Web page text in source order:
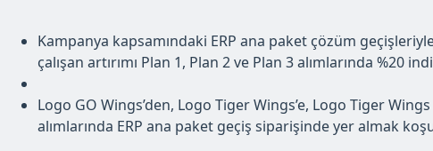
Kampanya kapsamındaki ERP ana paket çözüm
çalışan artırımı Plan 1, Plan 2 ve Plan 3 alımlarında %20
Logo GO Wings’den, Logo Tiger Wings’e, Logo Tiger
alımlarında ERP ana paket geçiş siparişinde yer almak